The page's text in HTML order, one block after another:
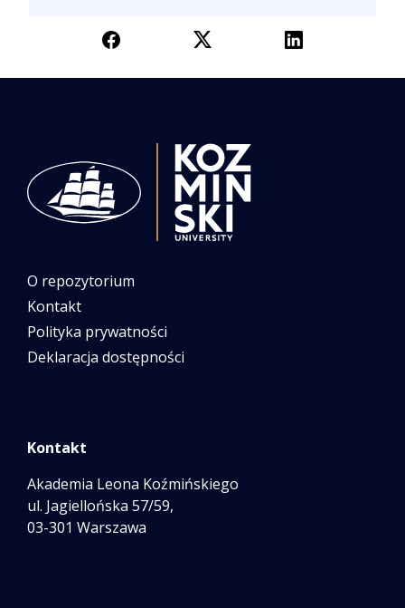
O repozytorium
Kontakt
Polityka prywatności
Deklaracja dostępności
Kontakt
Akademia Leona Koźmińskiego
ul. Jagiellońska 57/59,
03-301 Warszawa